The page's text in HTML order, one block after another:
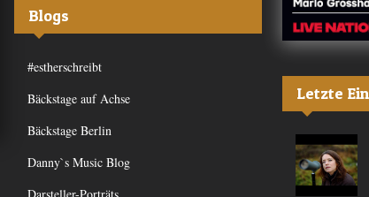
Blogs
#estherschreibt
Bäckstage auf Achse
Bäckstage Berlin
Danny`s Music Blog
Letzte